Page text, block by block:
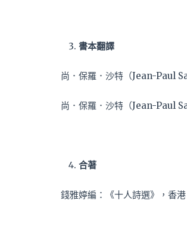
書本翻譯
尚．保羅．沙特（Jean-Paul
尚．保羅．沙特（Jean-Paul
合著
錢雅婷編：《十人詩選》，香